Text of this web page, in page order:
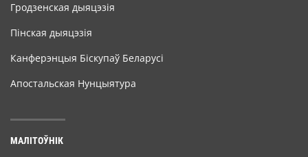
Гродзенская дыяцэзія
Пінская дыяцэзія
Канферэнцыя Біскупаў Беларусі
Апостальская Нунцыятура
МАЛІТОЎНІК